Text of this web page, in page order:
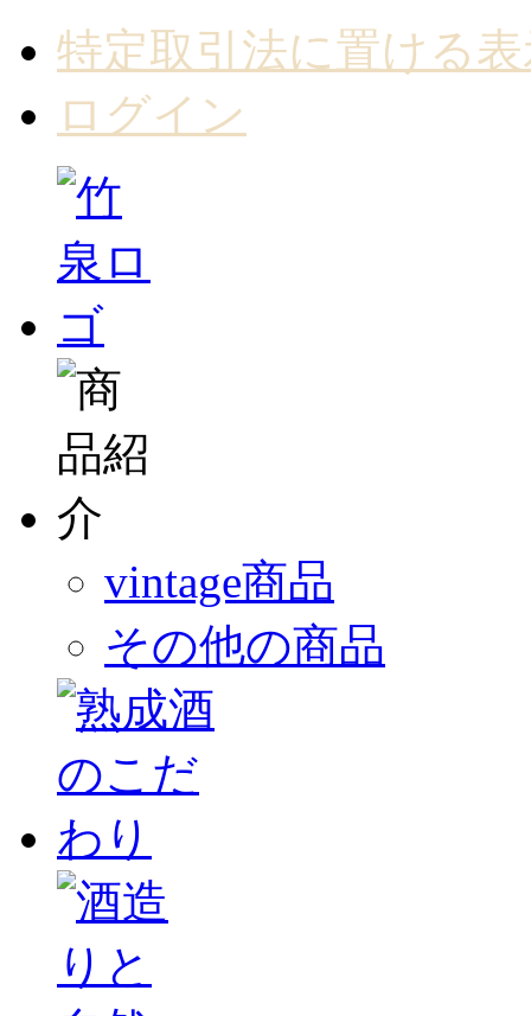
特定取引法に置ける
ログイン
vintage商品
その他の商品